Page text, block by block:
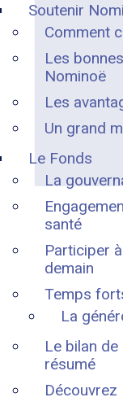
Soutenir
Comment
Les
Nominoë
Les
Un grand
Le Fonds
La
santé
Participer
demain
Temps
La
Le bilan
résumé
Découvrez